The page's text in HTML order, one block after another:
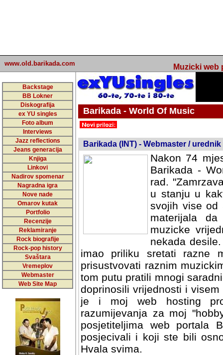
www.old.barikada.com Muzicki web
Backstage
BB Lokner
Diskografija
ex YU singles
Foto album
Interviews
Jazz reflections
Jeans generacija
Knjiga
Linkovi
Nadirov spomenar
Nagradna igra
Nove nade
Omarov kutak
Portfolio
Recenzije
Reklamiranje
Rock biografije
Rock-pop history
Svaštara
Vremeplov
Webmaster
Web Site Map
Barikada - World Of Music
Barikada (INT) - Webmaster / urednik
Nakon 74
Barikada -
rad.
u stanju u
svojih vise od
materijala
muzicke
nekada
imao priliku sretati razne
prisustvovati raznim
tom putu pratili mnogi
doprinosili vrijednosti i
je i moj web hosting
razumijevanja za moj
posjetiteljima web portala
posjecivali i koji ste bili
Hvala svima.